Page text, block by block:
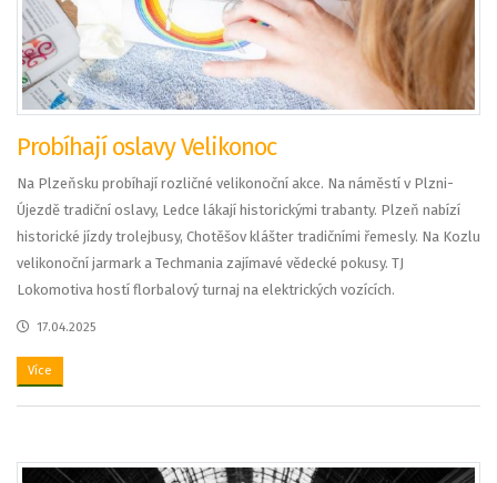
Probíhají oslavy Velikonoc
Na Plzeňsku probíhají rozličné velikonoční akce. Na náměstí v Plzni-
Újezdě tradiční oslavy, Ledce lákají historickými trabanty. Plzeň nabízí
historické jízdy trolejbusy, Chotěšov klášter tradičními řemesly. Na Kozlu
velikonoční jarmark a Techmania zajímavé vědecké pokusy. TJ
Lokomotiva hostí florbalový turnaj na elektrických vozících.
17.04.2025
Více